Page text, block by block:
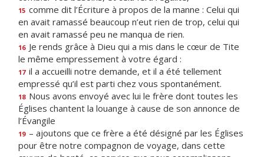
15 comme dit l’Écriture à propos de la manne : Celui qui
en avait ramassé beaucoup n’eut rien de trop, celui qui
en avait ramassé peu ne manqua de rien.
16 Je rends grâce à Dieu qui a mis dans le cœur de Tite
le même empressement à votre égard :
17 il a accueilli notre demande, et il a été tellement
empressé qu’il est parti chez vous spontanément.
18 Nous avons envoyé avec lui le frère dont toutes les
Églises chantent la louange à cause de son annonce de
l’Évangile
19 – ajoutons que ce frère a été désigné par les Églises
pour être notre compagnon de voyage, dans cette